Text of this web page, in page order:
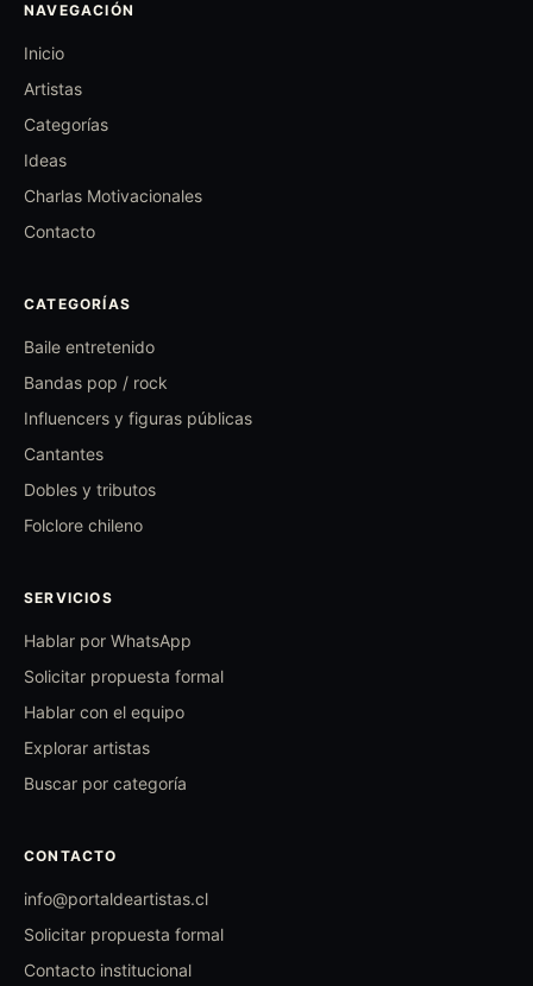
NAVEGACIÓN
Inicio
Artistas
Categorías
Ideas
Charlas Motivacionales
Contacto
CATEGORÍAS
Baile entretenido
Bandas pop / rock
Influencers y figuras públicas
Cantantes
Dobles y tributos
Folclore chileno
SERVICIOS
Hablar por WhatsApp
Solicitar propuesta formal
Hablar con el equipo
Explorar artistas
Buscar por categoría
CONTACTO
info@portaldeartistas.cl
Solicitar propuesta formal
Contacto institucional